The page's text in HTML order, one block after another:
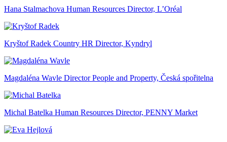
Hana Stalmachova Human Resources Director, L’Oréal
Kryštof Radek Country HR Director, Kyndryl
Magdaléna Wavle Director People and Property, Česká spořitelna
Michal Batelka Human Resources Director, PENNY Market